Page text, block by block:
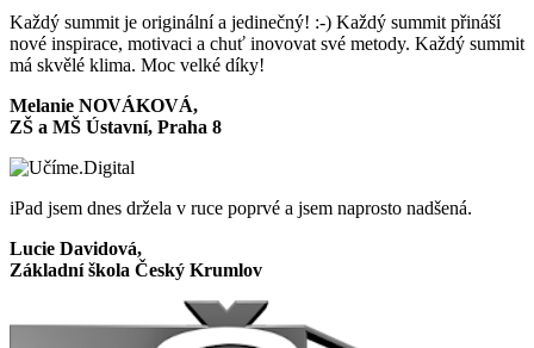
Každý summit je originální a jedinečný! :-) Každý summit přináší
nové inspirace, motivaci a chuť inovovat své metody. Každý summit
má skvělé klima. Moc velké díky!
Melanie NOVÁKOVÁ,
ZŠ a MŠ Ústavní, Praha 8
iPad jsem dnes držela v ruce poprvé a jsem naprosto nadšená.
Lucie Davidová,
Základní škola Český Krumlov